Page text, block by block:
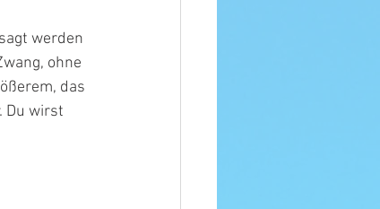
werden
ohne
das
Du wirst